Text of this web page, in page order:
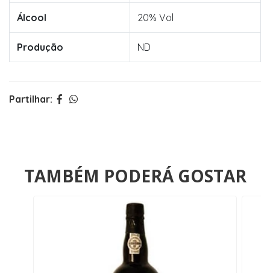
Álcool 20% Vol
Produção ND
Partilhar:
TAMBÉM PODERÁ GOSTAR